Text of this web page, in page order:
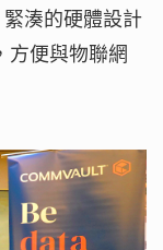
湊的硬體設計
方便與物聯網